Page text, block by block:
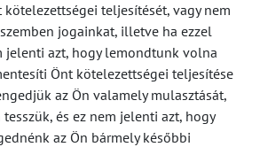
teljesítését, vagy nem
jogainkat, illetve ha ezzel
jelenti azt, hogy lemondtunk volna
Önt kötelezettségei teljesítése
az Ön valamely mulasztását,
és ez nem jelenti azt, hogy
az Ön bármely későbbi